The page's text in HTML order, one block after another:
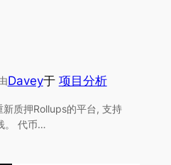
Davey于 项目分析
质押Rollups的平台, 支持
。 代币…